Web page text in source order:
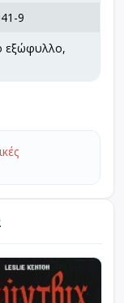
9
εξώφυλλο,